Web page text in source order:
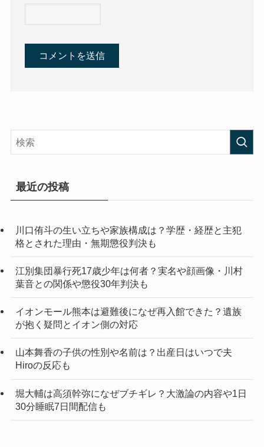
最近の投稿
川口侑斗の生い立ちや家族構成は？学歴・経歴と主犯
格とされた理由・無期懲役判決も
江別集団暴行死17歳少年は何者？実名や顔画像・川村
葉音との関係や懲役30年判決も
イオンモール熊本は避難後になぜ再入館できた？遺族
が抱く疑問とイオン側の対応
山本舞香の子供の性別や名前は？出産日はいつで夫
Hiroの反応も
堀大輔は高須幹弥になぜブチギレ？大激論の内容や1日
30分睡眠7日間配信も